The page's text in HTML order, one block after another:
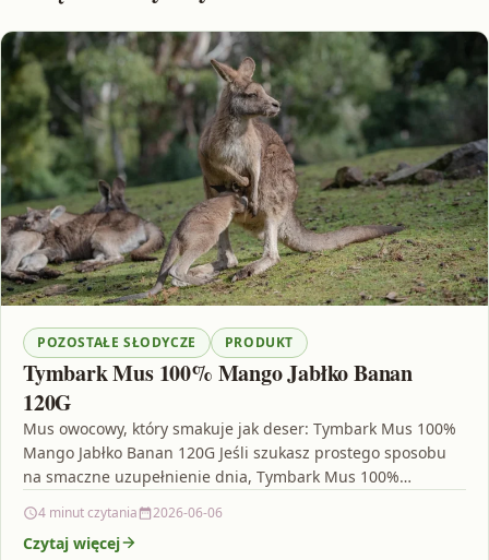
POZOSTAŁE SŁODYCZE PRODUKT
Tymbark Mus 100% Mango Jabłko Banan
120G
Mus owocowy, który smakuje jak deser: Tymbark Mus 100%
Mango Jabłko Banan 120G Jeśli szukasz prostego sposobu
na smaczne uzupełnienie dnia, Tymbark Mus 100%…
4 minut czytania 2026-06-06
Czytaj więcej